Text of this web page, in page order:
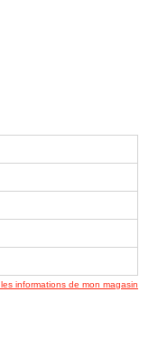
informations de mon magasin